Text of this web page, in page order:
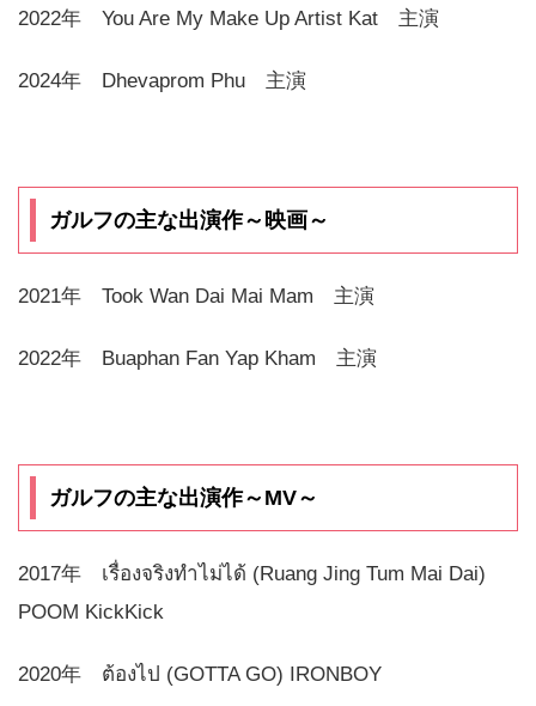
2022年 You Are My Make Up Artist Kat 主演
2024年 Dhevaprom Phu 主演
ガルフの主な出演作～映画～
2021年 Took Wan Dai Mai Mam 主演
2022年 Buaphan Fan Yap Kham 主演
ガルフの主な出演作～MV～
2017年 เรื่องจริงทำไม่ได้ (Ruang Jing Tum Mai Dai)
POOM KickKick
2020年 ต้องไป (GOTTA GO) IRONBOY